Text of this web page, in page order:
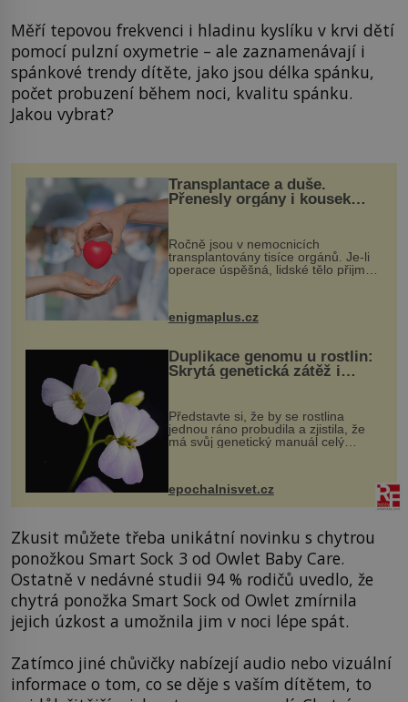
Měří tepovou frekvenci i hladinu kyslíku v krvi dětí
pomocí pulzní oxymetrie – ale zaznamenávají i
spánkové trendy dítěte, jako jsou délka spánku,
počet probuzení během noci, kvalitu spánku.
Jakou vybrat?
Transplantace a duše.
Přenesly orgány i kousek
Ročně jsou v nemocnicích
transplantovány tisíce orgánů. Je-li
operace úspěšná, lidské tělo přijme
enigmaplus.cz
Duplikace genomu u rostlin:
Skrytá genetická zátěž i
Představte si, že by se rostlina
jednou ráno probudila a zjistila, že
má svůj genetický manuál celý
vstupenka...
epochalnisvet.cz
Zkusit můžete třeba unikátní novinku s chytrou
ponožkou Smart Sock 3 od Owlet Baby Care.
Ostatně v nedávné studii 94 % rodičů uvedlo, že
chytrá ponožka Smart Sock od Owlet zmírnila
jejich úzkost a umožnila jim v noci lépe spát.
Zatímco jiné chůvičky nabízejí audio nebo vizuální
informace o tom, co se děje s vaším dítětem, to